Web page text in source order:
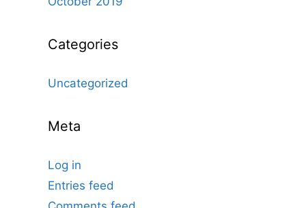
Categories
Uncategorized
Meta
Log in
Entries feed